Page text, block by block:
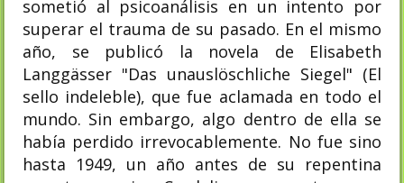
sometió al psicoanálisis en un intento por
superar el trauma de su pasado. En el mismo
año, se publicó la novela de Elisabeth
Langgässer "Das unauslöschliche Siegel" (El
sello indeleble), que fue aclamada en todo el
mundo. Sin embargo, algo dentro de ella se
había perdido irrevocablemente. No fue sino
hasta 1949, un año antes de su repentina